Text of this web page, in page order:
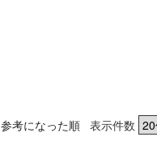
参考になった順 表示件数